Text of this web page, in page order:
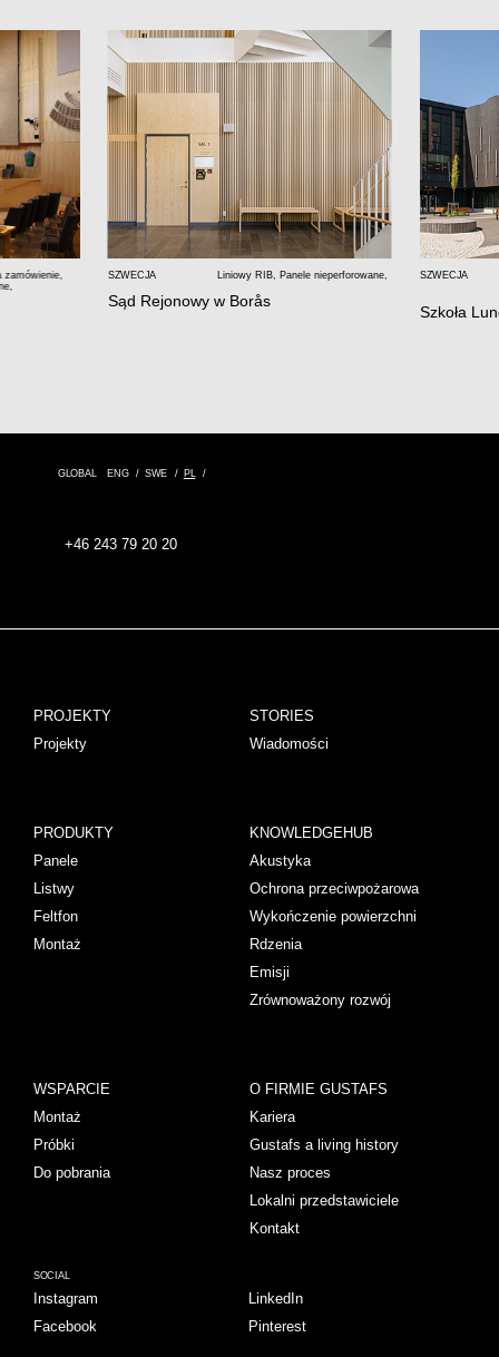
zamówienie,
,
SZWECJA Liniowy RIB, Panele nieperforowane,
Sąd Rejonowy w Borås
SZWECJA
Szkoła
GLOBAL ENG SWE PL
+46 243 79 20 20
PROJEKTY
Projekty
STORIES
Wiadomości
PRODUKTY
Panele
Listwy
Feltfon
Montaż
KNOWLEDGEHUB
Akustyka
Ochrona przeciwpożarowa
Wykończenie powierzchni
Rdzenia
Emisji
Zrównoważony rozwój
WSPARCIE
Montaż
Próbki
Do pobrania
O FIRMIE GUSTAFS
Kariera
Gustafs a living history
Nasz proces
Lokalni przedstawiciele
Kontakt
SOCIAL
Instagram
Facebook
LinkedIn
Pinterest